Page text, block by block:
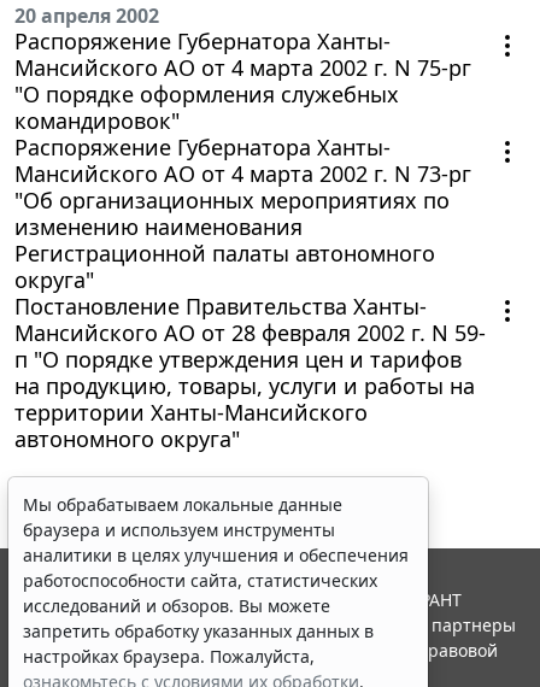
20 апреля 2002
Распоряжение Губернатора Ханты-
Мансийского АО от 4 марта 2002 г. N 75-рг
"О порядке оформления служебных
командировок"
Распоряжение Губернатора Ханты-
Мансийского АО от 4 марта 2002 г. N 73-рг
"Об организационных мероприятиях по
изменению наименования
Регистрационной палаты автономного
округа"
Постановление Правительства Ханты-
Мансийского АО от 28 февраля 2002 г. N 59-
п "О порядке утверждения цен и тарифов
на продукцию, товары, услуги и работы на
территории Ханты-Мансийского
автономного округа"
Мы обрабатываем локальные данные
браузера и используем инструменты
аналитики в целях улучшения и обеспечения
работоспособности сайта, статистических
исследований и обзоров. Вы можете
запретить обработку указанных данных в
настройках браузера. Пожалуйста,
ознакомьтесь с условиями их обработки.
© ООО "НПП "ГАРАНТ-СЕРВИС", 2026. Система ГАРАНТ
выпускается с 1990 года. Компания "Гарант" и ее партнеры
являются участниками Российской ассоциации правовой
информации ГАРАНТ.